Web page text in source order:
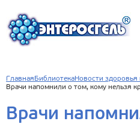
Главная БиблиотекаНовости здоровья
Врачи напомнили о том, кому нельзя
Врачи